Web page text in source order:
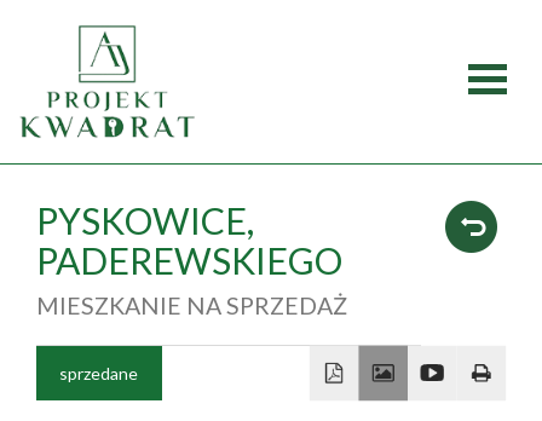
główna
Oferty
Dzialki
PYSKOWICE,
PADEREWSKIEGO
MIESZKANIE NA SPRZEDAŻ
sprzedane